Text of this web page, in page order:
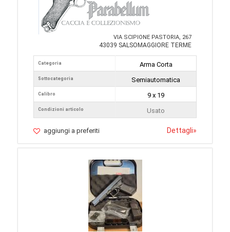
VIA SCIPIONE PASTORIA, 267
43039 SALSOMAGGIORE TERME
Categoria
Sottocategoria
Calibro
Condizioni articolo
Arma Corta
Semiautomatica
9 x 19
Usato
aggiungi a preferiti Dettagli»